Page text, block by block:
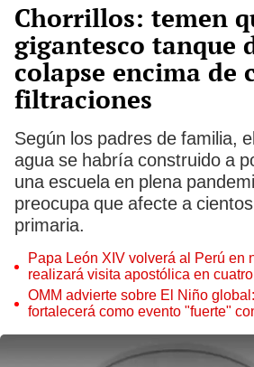
Chorrillos: temen
gigantesco tanque
colapse encima de
filtraciones
Según los padres de familia,
agua se habría construido a
una escuela en plena
preocupa que afecte a
primaria.
Papa León XIV volverá al Perú en
realizará visita apostólica en
OMM advierte sobre El Niño
fortalecerá como evento "fuerte"